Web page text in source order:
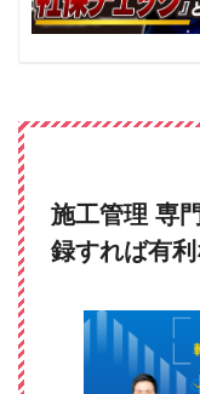
施工管理 専
録すれば有利